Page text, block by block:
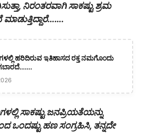
ನಿರಂತರವಾಗಿ ಸಾಕಷ್ಟು ಶ್ರಮ
ಗಳಲ್ಲಿ ಹರಿದಿರುವ ಇತಿಹಾಸದ ರಕ್ತ ನಮಗೊಂದು
ಸಾಕಷ್ಟು ಜನಪ್ರಿಯತೆಯನ್ನು
ಒಂದಷ್ಟು ಹಣ ಸಂಗ್ರಹಿಸಿ, ತನ್ನದೇ